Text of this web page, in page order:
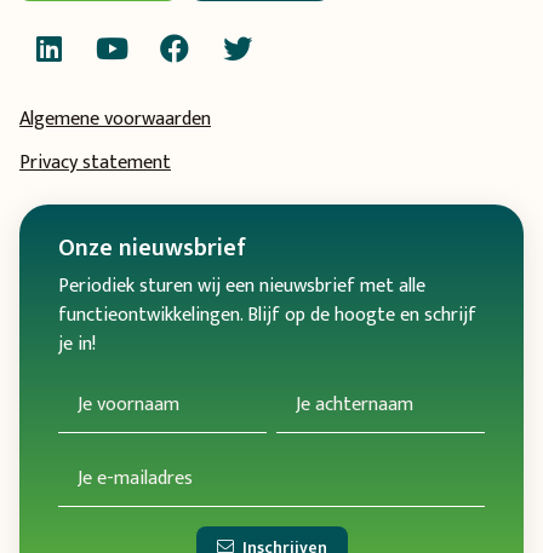
Algemene voorwaarden
Privacy statement
Onze nieuwsbrief
Periodiek sturen wij een nieuwsbrief met alle
functieontwikkelingen. Blijf op de hoogte en schrijf
je in!